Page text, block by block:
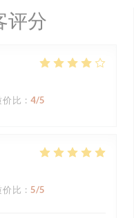
评分
价比 : 4/5
价比 : 5/5